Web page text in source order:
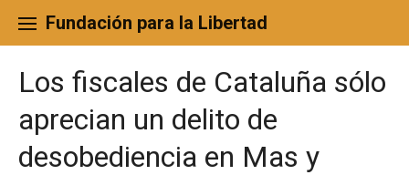
content
Fundación para la Libertad
Los fiscales de Cataluña sólo
aprecian un delito de
desobediencia en Mas y